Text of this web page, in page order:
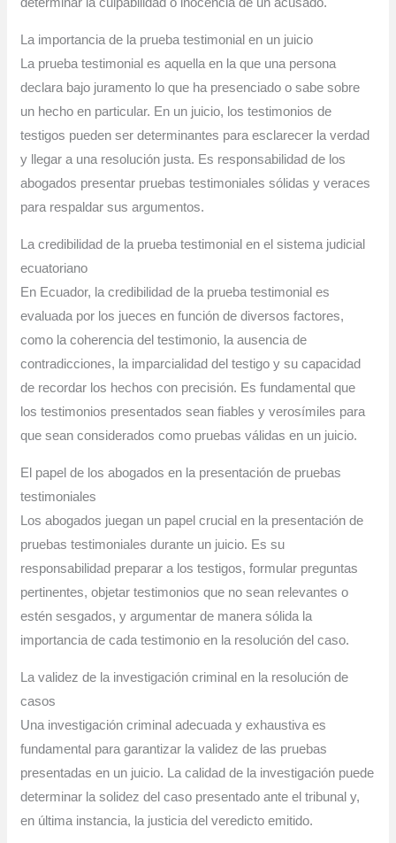
La importancia de la prueba testimonial en un juicio
La prueba testimonial es aquella en la que una persona
declara bajo juramento lo que ha presenciado o sabe sobre
un hecho en particular. En un juicio, los testimonios de
testigos pueden ser determinantes para esclarecer la verdad
y llegar a una resolución justa. Es responsabilidad de los
abogados presentar pruebas testimoniales sólidas y veraces
para respaldar sus argumentos.
La credibilidad de la prueba testimonial en el sistema judicial
ecuatoriano
En Ecuador, la credibilidad de la prueba testimonial es
evaluada por los jueces en función de diversos factores,
como la coherencia del testimonio, la ausencia de
contradicciones, la imparcialidad del testigo y su capacidad
de recordar los hechos con precisión. Es fundamental que
los testimonios presentados sean fiables y verosímiles para
que sean considerados como pruebas válidas en un juicio.
El papel de los abogados en la presentación de pruebas
testimoniales
Los abogados juegan un papel crucial en la presentación de
pruebas testimoniales durante un juicio. Es su
responsabilidad preparar a los testigos, formular preguntas
pertinentes, objetar testimonios que no sean relevantes o
estén sesgados, y argumentar de manera sólida la
importancia de cada testimonio en la resolución del caso.
La validez de la investigación criminal en la resolución de
casos
Una investigación criminal adecuada y exhaustiva es
fundamental para garantizar la validez de las pruebas
presentadas en un juicio. La calidad de la investigación puede
determinar la solidez del caso presentado ante el tribunal y,
en última instancia, la justicia del veredicto emitido.